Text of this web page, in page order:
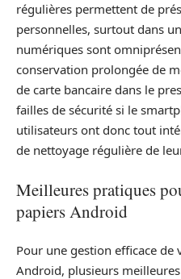
régulières permettent de
personnelles, surtout dans
numériques sont
conservation prolongée de
de carte bancaire dans le
failles de sécurité si le
utilisateurs ont donc tout
de nettoyage régulière de
Meilleures pratiques
papiers Android
Pour une gestion efficace de
Android, plusieurs